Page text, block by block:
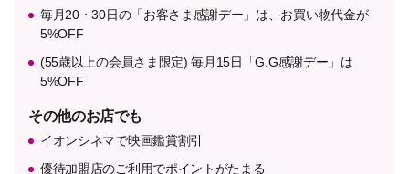
毎月20・30日の「お客さま感謝デー」は、お買い物代金が
5%OFF
(55歳以上の会員さま限定) 毎月15日「G.G感謝デー」は
5%OFF
その他のお店でも
イオンシネマで映画鑑賞割引
優待加盟店のご利用でポイントがたまる